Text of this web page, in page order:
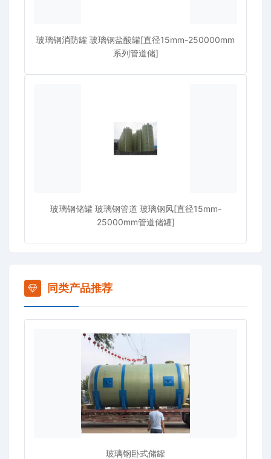
玻璃钢消防罐 玻璃钢盐酸罐[直径15mm-250000mm
系列管道储]
玻璃钢储罐 玻璃钢管道 玻璃钢风[直径15mm-
25000mm管道储罐]
同类产品推荐
玻璃钢卧式储罐